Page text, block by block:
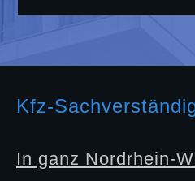
Kfz-
In ganz Nordrhein-